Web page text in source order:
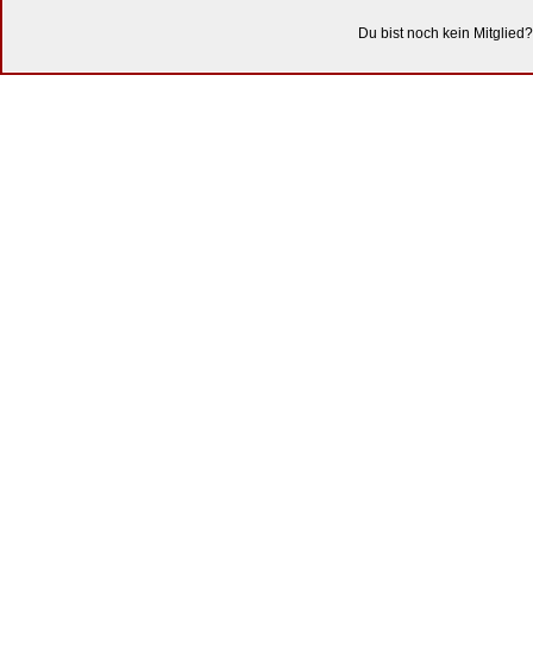
Du bist noch kein